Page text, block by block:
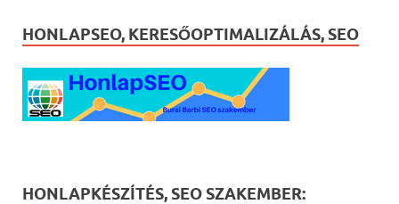
HONLAPSEO, KERESŐOPTIMALIZÁLÁS, SEO
HONLAPKÉSZÍTÉS, SEO SZAKEMBER: